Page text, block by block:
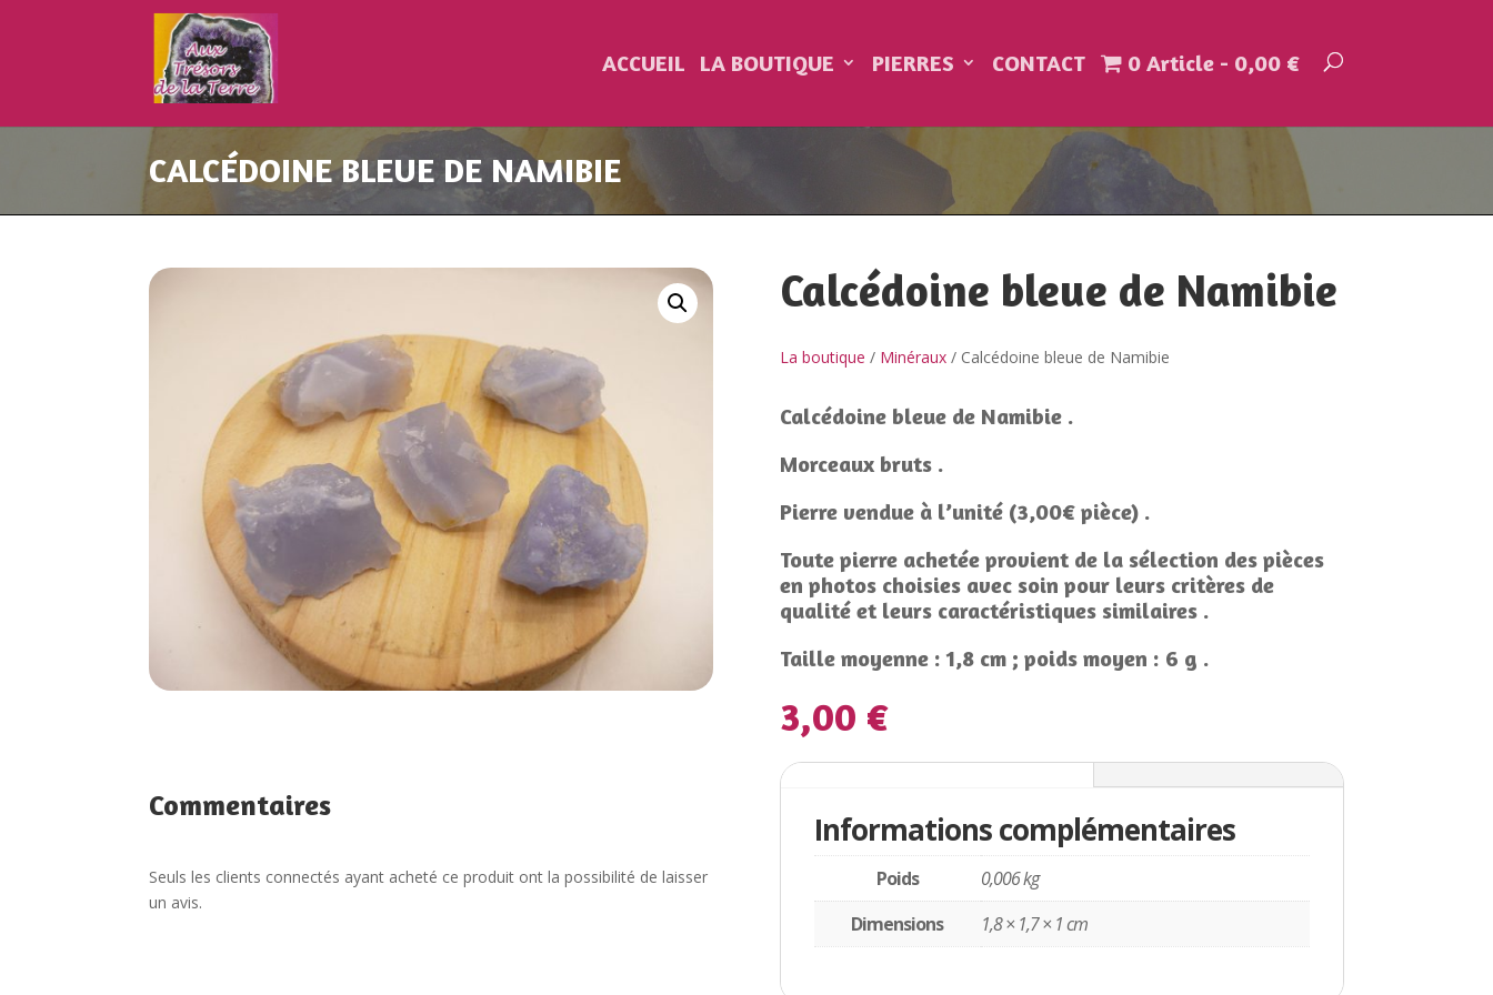
ACCUEIL LA BOUTIQUE PIERRES CONTACT 0 Article 0,00 €
CALCÉDOINE BLEUE DE NAMIBIE
Commentaires
Seuls les clients connectés ayant acheté ce produit ont la possibilité de laisser
un avis.
Calcédoine bleue de Namibie
La boutique / Minéraux/ Calcédoine bleue de Namibie
Calcédoine bleue de Namibie .
Morceaux bruts .
Pierre vendue à l’unité (3,00€ pièce) .
Toute pierre achetée provient de la sélection des pièces
en photos choisies avec soin pour leurs critères de
qualité et leurs caractéristiques similaires .
Taille moyenne : 1,8 cm ; poids moyen : 6 g .
3,00 €
Informations complémentaires
Poids
0,006 kg
Dimensions
1,8 × 1,7 × 1 cm